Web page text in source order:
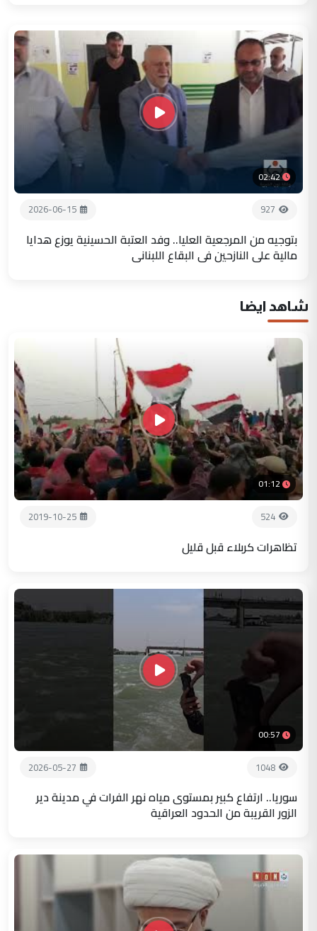
02:42
927
2026-06-15
بتوجيه من المرجعية العليا.. وفد العتبة الحسينية يوزع هدايا
مالية على النازحين في البقاع اللبناني
شاهد ايضا
01:12
524
2019-10-25
تظاهرات كربلاء قبل قليل
00:57
1048
2026-05-27
سوريا.. ارتفاع كبير بمستوى مياه نهر الفرات في مدينة دير
الزور القريبة من الحدود العراقية